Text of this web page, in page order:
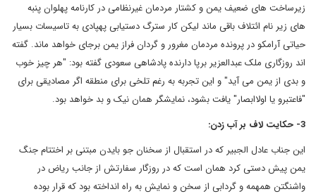
زیرساخت های ضعیف یمن و کشتار مردمان غیرنظامی در کارنامه پهلوان پنبه
های زیر نام ائتلاف باقی ماند لیکن کار سترگ دستیابی پهپادی به تاسیسات بسیار
حیاتی آرامکو در پرونده مردمان مغرور و گردان فراز یمن برجای خواهد ماند. گفته
اند روزگاری ملک عبدالعزیر برپا دارنده پادشاهی سعودی گفته بود: "هر چیز خوب
و بدی از یمن می آید" و این تجربه به رغم تلخی برای منطقه اگر مصادیقی برای
"فاعتبرو یا اولاابصار" یافت بشود، نمایشگر همان نیک و بد خواهد بود.
3- حکایت لاف بر آب زدن:
این جناب عادل الجبیر که در استقبال از سخنان جو بایدن مبتنی بر اختتام جنگ
یمن پیش دستی کرد همان است که در روزگار سفارتش از جانب ریاض در
واشنگتن همهمه و گردابی از سخن و نمایش به راه انداخته بود که قرار بوده